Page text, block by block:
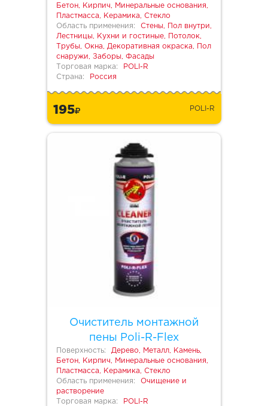
Бетон, Кирпич, Минеральные основания,
Пластмасса, Керамика, Стекло
Область применения:
Стены, Пол внутри,
Лестницы, Кухни и гостиные, Потолок,
Трубы, Окна, Декоративная окраска, Пол
снаружи, Заборы, Фасады
Торговая марка:
POLI-R
Страна:
Россия
195 POLI-R
Очиститель монтажной
пены Poli-R-Flex
Поверхность:
Дерево, Металл, Камень,
Бетон, Кирпич, Минеральные основания,
Пластмасса, Керамика, Стекло
Область применения:
Очищение и
растворение
Торговая марка:
POLI-R